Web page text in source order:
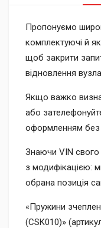
Пропонуємо
комплектуючі й
щоб закрити
відновлення
Якщо важко
або
оформленням без
Знаючи VIN свого
з модифікацією:
обрана позиція
«Пружини
(CSK010)»